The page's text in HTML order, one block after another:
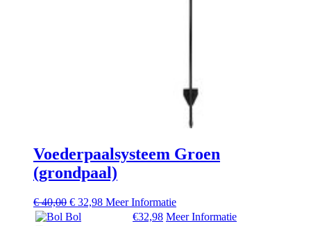
Voederpaalsysteem Groen
(grondpaal)
€40,00 Oorspronkelijke
prijs
€ 32,98Huidige
Meer Informatie
Bol
€32,98 Meer Informatie